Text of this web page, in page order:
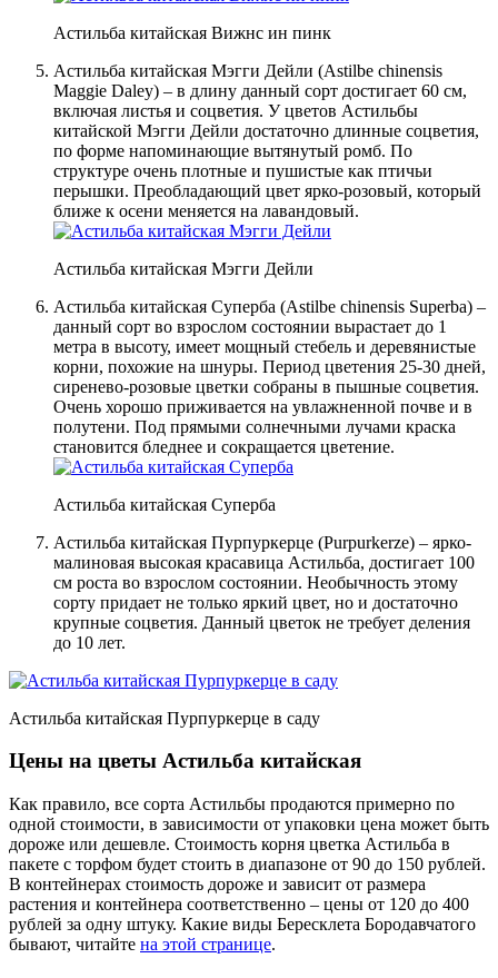
Астильба китайская Вижнс ин пинк
Астильба китайская Мэгги Дейли (Astilbe chinensis
Maggie Daley) – в длину данный сорт достигает 60 см,
включая листья и соцветия. У цветов Астильбы
китайской Мэгги Дейли достаточно длинные соцветия,
по форме напоминающие вытянутый ромб. По
структуре очень плотные и пушистые как птичьи
перышки. Преобладающий цвет ярко-розовый, который
ближе к осени меняется на лавандовый.
Астильба китайская Мэгги Дейли
Астильба китайская Суперба (Astilbe chinensis Superba) –
данный сорт во взрослом состоянии вырастает до 1
метра в высоту, имеет мощный стебель и деревянистые
корни, похожие на шнуры. Период цветения 25-30 дней,
сиренево-розовые цветки собраны в пышные соцветия.
Очень хорошо приживается на увлажненной почве и в
полутени. Под прямыми солнечными лучами краска
становится бледнее и сокращается цветение.
Астильба китайская Суперба
Астильба китайская Пурпуркерце (Purpurkerze) – ярко-
малиновая высокая красавица Астильба, достигает 100
см роста во взрослом состоянии. Необычность этому
сорту придает не только яркий цвет, но и достаточно
крупные соцветия. Данный цветок не требует деления
до 10 лет.
Астильба китайская Пурпуркерце в саду
Цены на цветы Астильба китайская
Как правило, все сорта Астильбы продаются примерно по
одной стоимости, в зависимости от упаковки цена может быть
дороже или дешевле. Стоимость корня цветка Астильба в
пакете с торфом будет стоить в диапазоне от 90 до 150 рублей.
В контейнерах стоимость дороже и зависит от размера
растения и контейнера соответственно – цены от 120 до 400
рублей за одну штуку. Какие виды Бересклета Бородавчатого
бывают, читайте на этой странице.